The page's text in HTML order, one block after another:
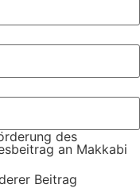
des
an Makkabi
Beitrag